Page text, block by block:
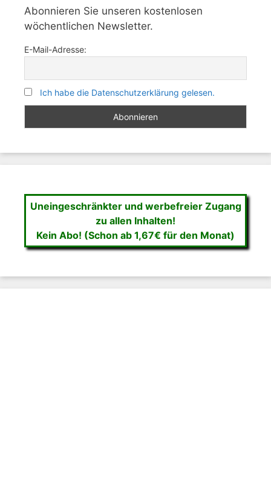
Abonnieren Sie unseren kostenlosen
wöchentlichen Newsletter.
E-Mail-Adresse:
Ich habe die Datenschutzerklärung gelesen.
Uneingeschränkter und werbefreier Zugang
zu allen Inhalten!
Kein Abo! (Schon ab 1,67€ für den Monat)